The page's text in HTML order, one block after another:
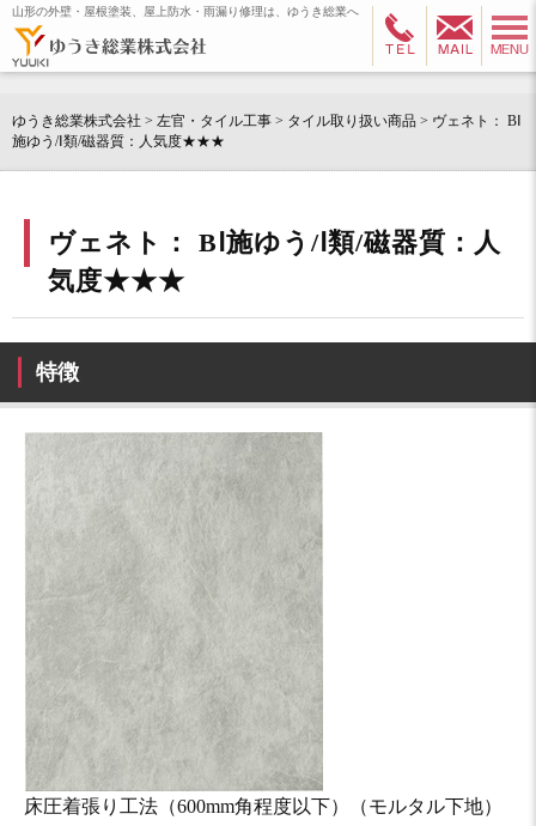
山形の外壁・屋根塗装、屋上防水・雨漏り修理は、ゆうき総業へ
ゆうき総業株式会社 > 左官・タイル工事 > タイル取り扱い商品 > ヴェネト： BⅠ
施ゆう/Ⅰ類/磁器質：人気度★★★
ヴェネト： BⅠ施ゆう/Ⅰ類/磁器質：人
気度★★★
特徴
床圧着張り工法（600mm角程度以下）（モルタル下地）